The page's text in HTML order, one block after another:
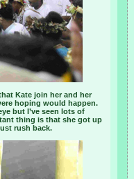
Kate join her and her
hoping would happen.
but I’ve seen lots of
thing is that she got up
rush back.